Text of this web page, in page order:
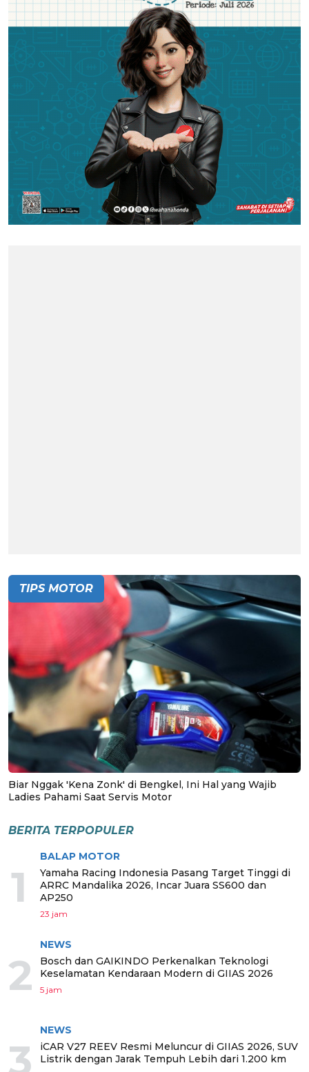
TIPS MOTOR
Biar Nggak 'Kena Zonk' di Bengkel, Ini Hal yang Wajib
Ladies Pahami Saat Servis Motor
BERITA TERPOPULER
1
BALAP MOTOR
Yamaha Racing Indonesia Pasang Target Tinggi di
ARRC Mandalika 2026, Incar Juara SS600 dan
AP250
23 jam
2
NEWS
Bosch dan GAIKINDO Perkenalkan Teknologi
Keselamatan Kendaraan Modern di GIIAS 2026
5 jam
3
NEWS
iCAR V27 REEV Resmi Meluncur di GIIAS 2026, SUV
Listrik dengan Jarak Tempuh Lebih dari 1.200 km